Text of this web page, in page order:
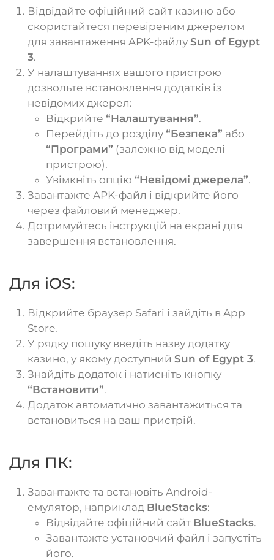
Відвідайте офіційний сайт казино або
скористайтеся перевіреним джерелом
для завантаження APK-файлу Sun of Egypt
3.
У налаштуваннях вашого пристрою
дозвольте встановлення додатків із
невідомих джерел:
Відкрийте “Налаштування”.
Перейдіть до розділу “Безпека” або
“Програми” (залежно від моделі
пристрою).
Увімкніть опцію “Невідомі джерела”.
Завантажте APK-файл і відкрийте його
через файловий менеджер.
Дотримуйтесь інструкцій на екрані для
завершення встановлення.
Для iOS:
Відкрийте браузер Safari і зайдіть в App
Store.
У рядку пошуку введіть назву додатку
казино, у якому доступний Sun of Egypt 3.
Знайдіть додаток і натисніть кнопку
“Встановити”.
Додаток автоматично завантажиться та
встановиться на ваш пристрій.
Для ПК:
Завантажте та встановіть Android-
емулятор, наприклад BlueStacks:
Відвідайте офіційний сайт BlueStacks.
Завантажте установчий файл і запустіть
його.